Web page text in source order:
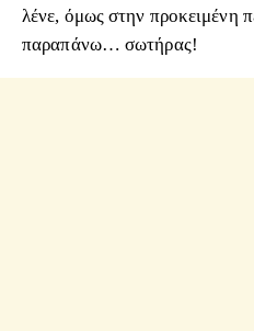
λένε, όμως στην προκειμένη
παραπάνω… σωτήρας!